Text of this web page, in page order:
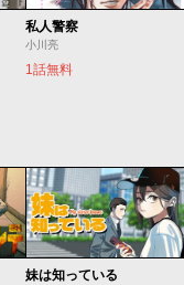
私人警察
小川亮
1話無料
妹は知っている